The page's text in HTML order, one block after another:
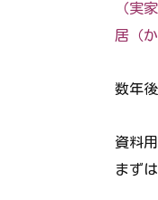
（実
居（
数年
資料
まず